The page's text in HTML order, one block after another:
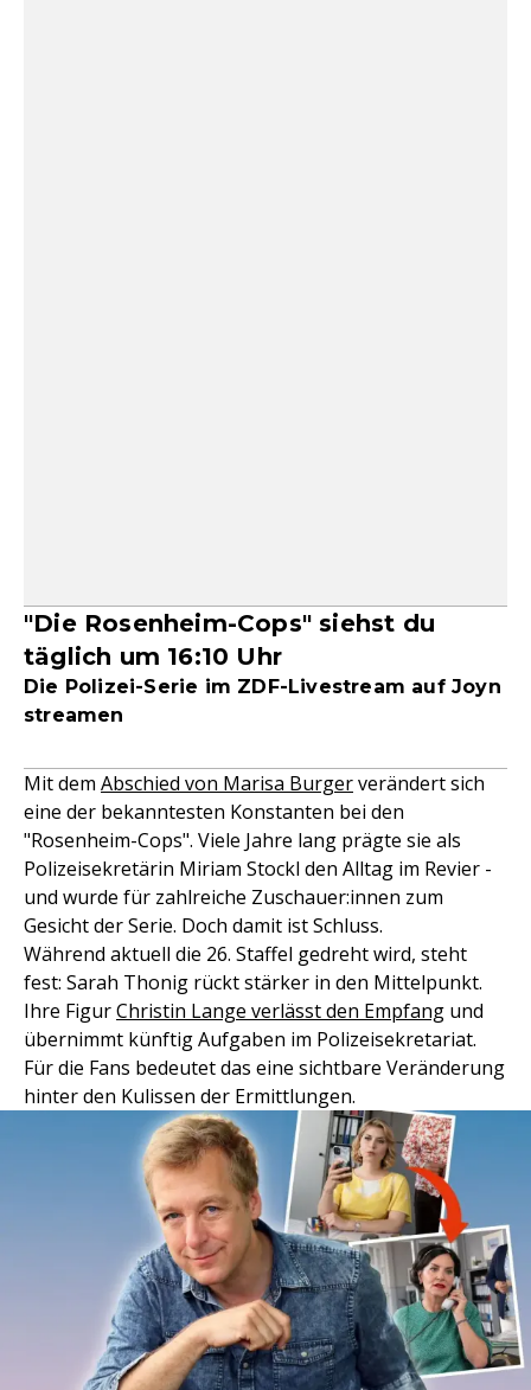
"Die Rosenheim-Cops" siehst du
täglich um 16:10 Uhr
Die Polizei-Serie im ZDF-Livestream auf Joyn
streamen
Mit dem Abschied von Marisa Burgerverändert sich
eine der bekanntesten Konstanten bei den
"Rosenheim-Cops". Viele Jahre lang prägte sie als
Polizeisekretärin Miriam Stockl den Alltag im Revier -
und wurde für zahlreiche Zuschauer:innen zum
Gesicht der Serie. Doch damit ist Schluss.
Während aktuell die 26. Staffel gedreht wird, steht
fest: Sarah Thonig rückt stärker in den Mittelpunkt.
Ihre FigurChristin Lange verlässt den Empfang und
übernimmt künftig Aufgaben im Polizeisekretariat.
Für die Fans bedeutet das eine sichtbare Veränderung
hinter den Kulissen der Ermittlungen.